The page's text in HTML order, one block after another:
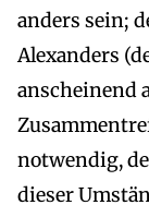
anders sein;
Alexanders
anscheinend
notwendig,
dieser